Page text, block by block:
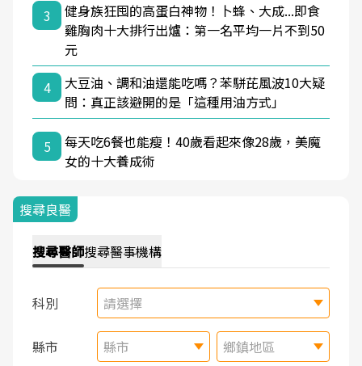
3
健身族狂囤的高蛋白神物！卜蜂、大成...即食
雞胸肉十大排行出爐：第一名平均一片不到50
元
4
大豆油、調和油還能吃嗎？苯駢芘風波10大疑
問：真正該避開的是「這種用油方式」
5
每天吃6餐也能瘦！40歲看起來像28歲，美魔
女的十大養成術
搜尋良醫
搜尋醫師搜尋醫事機構
科別 請選擇
縣市 縣市 鄉鎮地區